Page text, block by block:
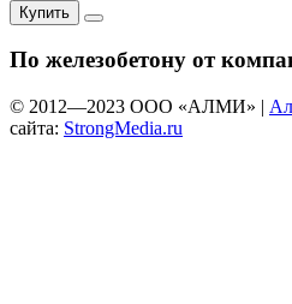
Купить
По железобетону от
© 2012—2023 ООО «АЛМИ» |
сайта: StrongMedia.ru